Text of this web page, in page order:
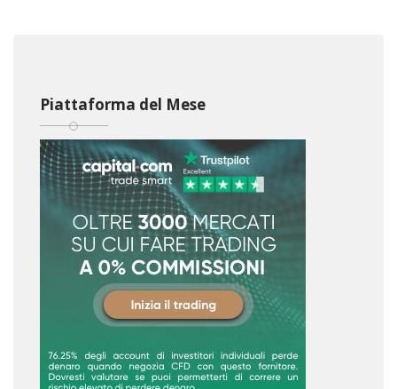
Piattaforma del Mese